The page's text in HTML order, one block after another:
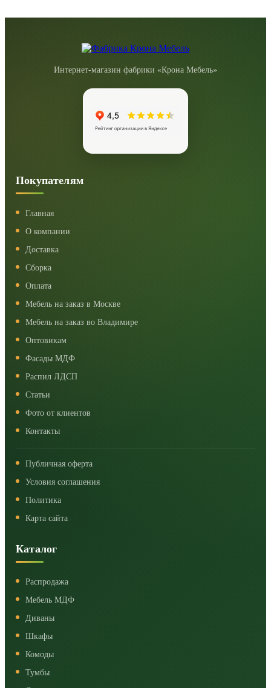
Интернет-магазин фабрики «Крона Мебель»
Покупателям
Главная
О компании
Доставка
Сборка
Оплата
Мебель на заказ в Москве
Мебель на заказ во Владимире
Оптовикам
Фасады МДФ
Распил ЛДСП
Статьи
Фото от клиентов
Контакты
Публичная оферта
Условия соглашения
Политика
Карта сайта
Каталог
Распродажа
Мебель МДФ
Диваны
Шкафы
Комоды
Тумбы